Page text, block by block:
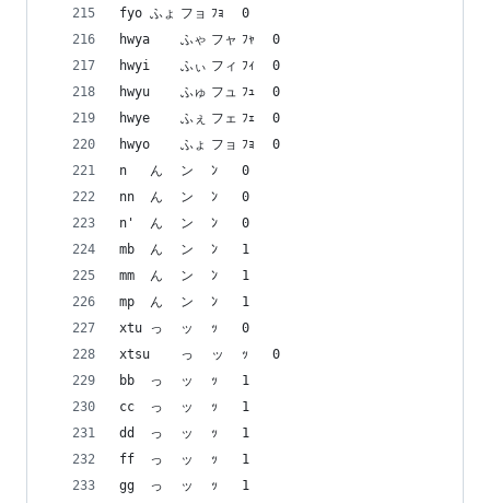
fyo	ふょ	フョ	ﾌｮ	0
hwya	ふゃ	フャ	ﾌｬ	0
hwyi	ふぃ	フィ	ﾌｨ	0
hwyu	ふゅ	フュ	ﾌｭ	0
hwye	ふぇ	フェ	ﾌｪ	0
hwyo	ふょ	フョ	ﾌｮ	0
n	ん	ン	ﾝ	0
nn	ん	ン	ﾝ	0
n'	ん	ン	ﾝ	0
mb	ん	ン	ﾝ	1
mm	ん	ン	ﾝ	1
mp	ん	ン	ﾝ	1
xtu	っ	ッ	ｯ	0
xtsu	っ	ッ	ｯ	0
bb	っ	ッ	ｯ	1
cc	っ	ッ	ｯ	1
dd	っ	ッ	ｯ	1
ff	っ	ッ	ｯ	1
gg	っ	ッ	ｯ	1